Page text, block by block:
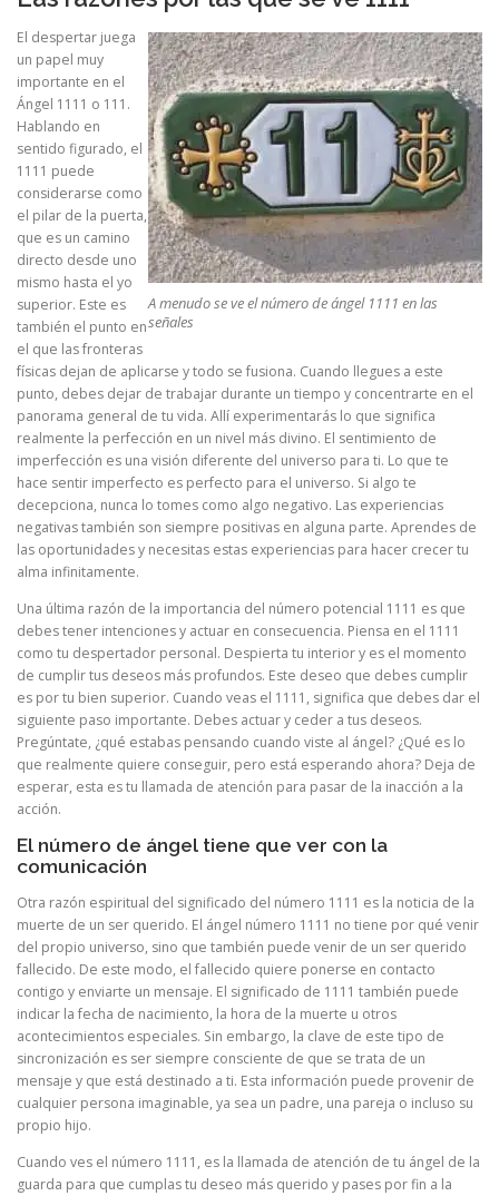
A menudo se ve el número de ángel 1111 en las
señales
El despertar juega
un papel muy
importante en el
Ángel 1111 o 111.
Hablando en
sentido figurado, el
1111 puede
considerarse como
el pilar de la puerta,
que es un camino
directo desde uno
mismo hasta el yo
superior. Este es
también el punto en
el que las fronteras
físicas dejan de aplicarse y todo se fusiona. Cuando llegues a este
punto, debes dejar de trabajar durante un tiempo y concentrarte en el
panorama general de tu vida. Allí experimentarás lo que significa
realmente la perfección en un nivel más divino. El sentimiento de
imperfección es una visión diferente del universo para ti. Lo que te
hace sentir imperfecto es perfecto para el universo. Si algo te
decepciona, nunca lo tomes como algo negativo. Las experiencias
negativas también son siempre positivas en alguna parte. Aprendes de
las oportunidades y necesitas estas experiencias para hacer crecer tu
alma infinitamente.
Una última razón de la importancia del número potencial 1111 es que
debes tener intenciones y actuar en consecuencia. Piensa en el 1111
como tu despertador personal. Despierta tu interior y es el momento
de cumplir tus deseos más profundos. Este deseo que debes cumplir
es por tu bien superior. Cuando veas el 1111, significa que debes dar el
siguiente paso importante. Debes actuar y ceder a tus deseos.
Pregúntate, ¿qué estabas pensando cuando viste al ángel? ¿Qué es lo
que realmente quiere conseguir, pero está esperando ahora? Deja de
esperar, esta es tu llamada de atención para pasar de la inacción a la
acción.
El número de ángel tiene que ver con la
comunicación
Otra razón espiritual del significado del número 1111 es la noticia de la
muerte de un ser querido. El ángel número 1111 no tiene por qué venir
del propio universo, sino que también puede venir de un ser querido
fallecido. De este modo, el fallecido quiere ponerse en contacto
contigo y enviarte un mensaje. El significado de 1111 también puede
indicar la fecha de nacimiento, la hora de la muerte u otros
acontecimientos especiales. Sin embargo, la clave de este tipo de
sincronización es ser siempre consciente de que se trata de un
mensaje y que está destinado a ti. Esta información puede provenir de
cualquier persona imaginable, ya sea un padre, una pareja o incluso su
propio hijo.
Cuando ves el número 1111, es la llamada de atención de tu ángel de la
guarda para que cumplas tu deseo más querido y pases por fin a la